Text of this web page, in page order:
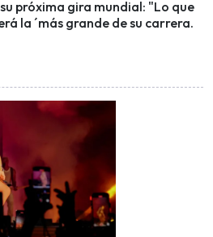
próxima gira mundial: "Lo que
la ´más grande de su carrera.